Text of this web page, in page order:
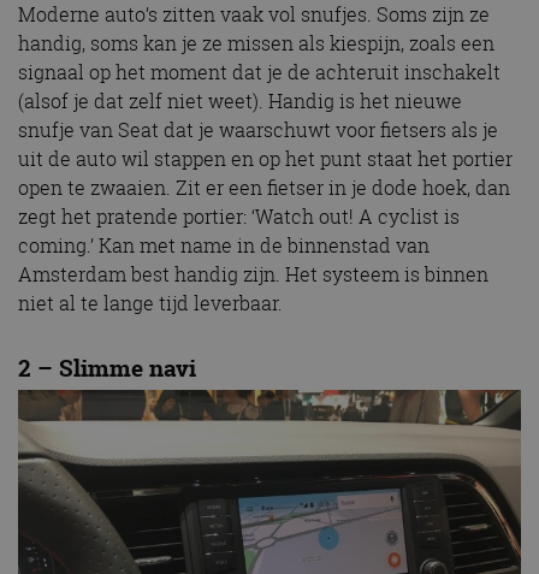
Moderne auto’s zitten vaak vol snufjes. Soms zijn ze
handig, soms kan je ze missen als kiespijn, zoals een
signaal op het moment dat je de achteruit inschakelt
(alsof je dat zelf niet weet). Handig is het nieuwe
snufje van Seat dat je waarschuwt voor fietsers als je
uit de auto wil stappen en op het punt staat het portier
open te zwaaien. Zit er een fietser in je dode hoek, dan
zegt het pratende portier: ‘Watch out! A cyclist is
coming.’ Kan met name in de binnenstad van
Amsterdam best handig zijn. Het systeem is binnen
niet al te lange tijd leverbaar.
2 – Slimme navi